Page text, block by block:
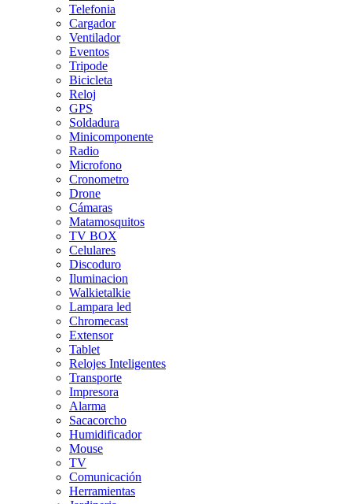
Telefonia
Cargador
Ventilador
Eventos
Tripode
Bicicleta
Reloj
GPS
Soldadura
Minicomponente
Radio
Microfono
Cronometro
Drone
Cámaras
Matamosquitos
TV BOX
Celulares
Discoduro
Iluminacion
Walkietalkie
Lampara led
Chromecast
Extensor
Tablet
Relojes Inteligentes
Transporte
Impresora
Alarma
Sacacorcho
Humidificador
Mouse
TV
Comunicación
Herramientas